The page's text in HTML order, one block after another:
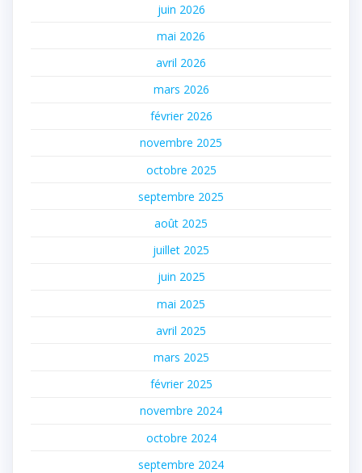
juin 2026
mai 2026
avril 2026
mars 2026
février 2026
novembre 2025
octobre 2025
septembre 2025
août 2025
juillet 2025
juin 2025
mai 2025
avril 2025
mars 2025
février 2025
novembre 2024
octobre 2024
septembre 2024